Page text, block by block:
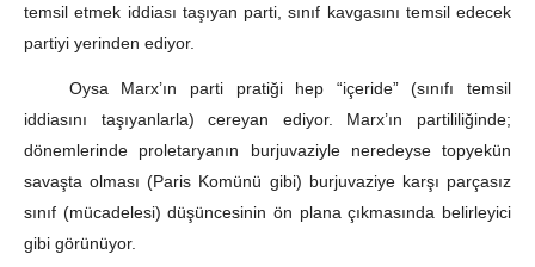
temsil etmek iddiası taşıyan parti, sınıf kavgasını temsil edecek
partiyi yerinden ediyor.
Oysa Marx’ın parti pratiği hep “içeride” (sınıfı temsil
iddiasını taşıyanlarla) cereyan ediyor. Marx’ın partililiğinde;
dönemlerinde proletaryanın burjuvaziyle neredeyse topyekün
savaşta olması (Paris Komünü gibi) burjuvaziye karşı parçasız
sınıf (mücadelesi) düşüncesinin ön plana çıkmasında belirleyici
gibi görünüyor.